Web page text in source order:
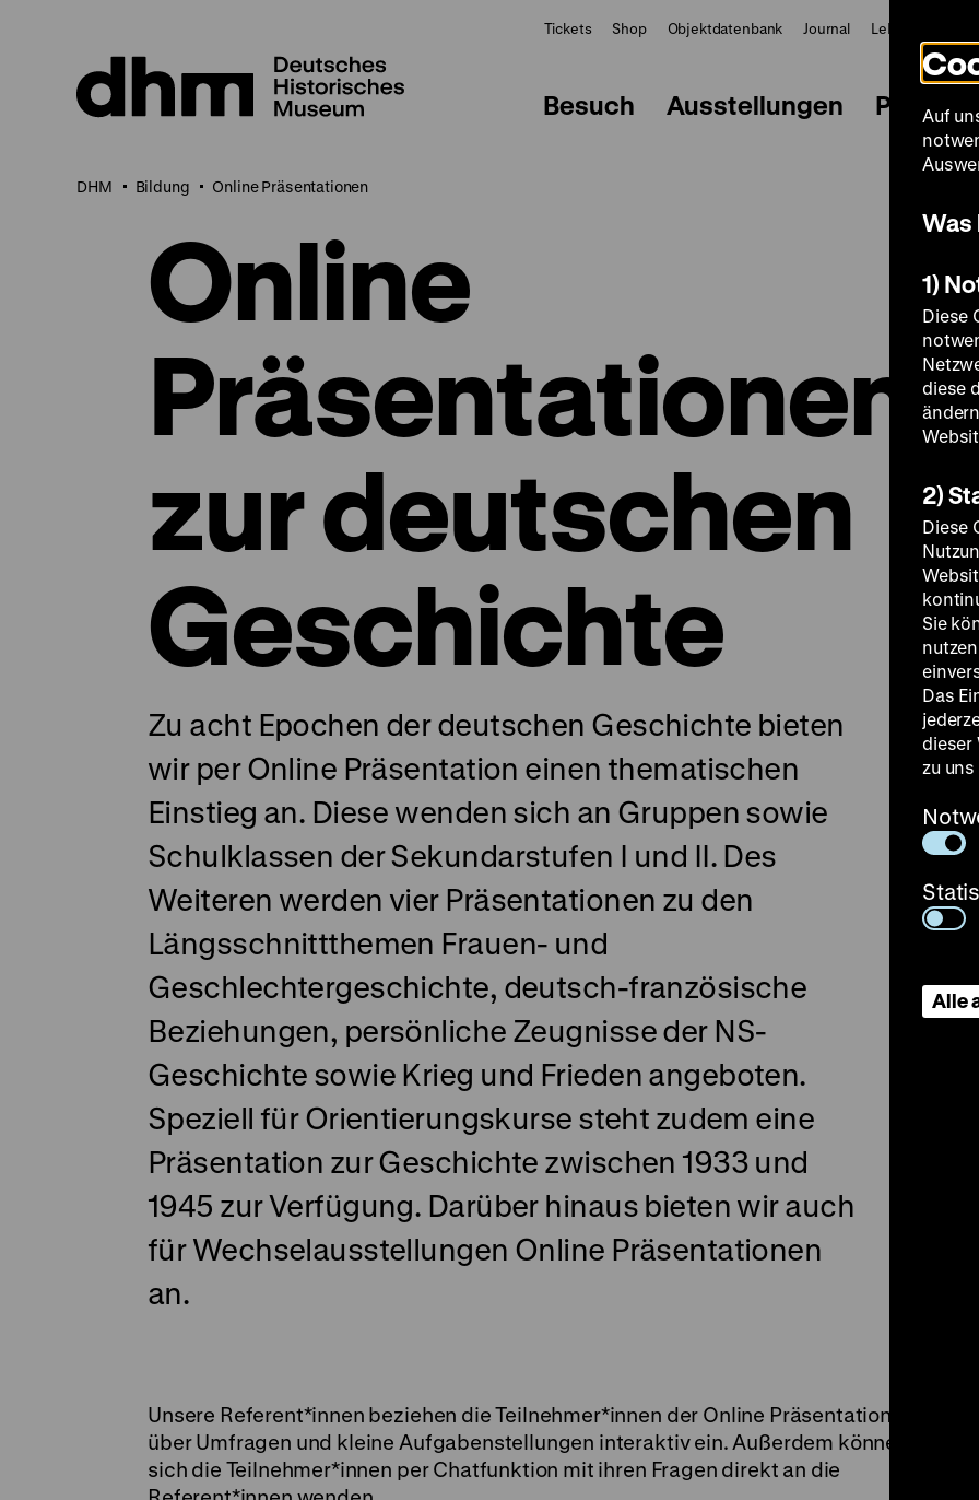
Seiteninhalt
springen
Tickets Shop Objektdatenbank Journal LeMO
Besuch Ausstellungen
DHM Bildung Online Präsentationen
Online
Präsentationen
zur deutschen
Geschichte
Zu acht Epochen der deutschen Geschichte bieten
wir per Online Präsentation einen thematischen
Einstieg an. Diese wenden sich an Gruppen sowie
Schulklassen der Sekundarstufen I und II. Des
Weiteren werden vier Präsentationen zu den
Längsschnittthemen Frauen- und
Geschlechtergeschichte, deutsch-französische
Beziehungen, persönliche Zeugnisse der NS-
Geschichte sowie Krieg und Frieden angeboten.
Speziell für Orientierungskurse steht zudem eine
Präsentation zur Geschichte zwischen 1933 und
1945 zur Verfügung. Darüber hinaus bieten wir auch
für Wechselausstellungen Online Präsentationen
an.
Unsere Referent*innen beziehen die Teilnehmer*innen der Online Präsentationen
über Umfragen und kleine Aufgabenstellungen interaktiv ein. Außerdem können
sich die Teilnehmer*innen per Chatfunktion mit ihren Fragen direkt an die
Auf
Was
1)
Diese
diese
2)
Diese
Sie
Das
dieser
zu uns
Alle